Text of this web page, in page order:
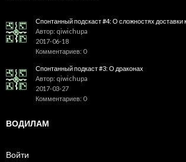
Спонтанный подскаст #4: О сложностях доставки
Автор: qiwichupa
2017-06-18
Комментариев: 0
Спонтанный подкаст #3: О драконах
Автор: qiwichupa
2017-03-27
Комментариев: 0
ВОДИЛАМ
Войти